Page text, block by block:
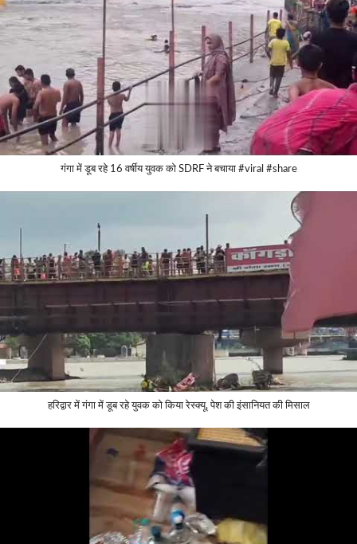
गंगा में डूब रहे 16 वर्षीय युवक को SDRF ने बचाया #viral #share
हरिद्वार में गंगा में डूब रहे युवक को किया रेस्क्यू, पेश की इंसानियत की मिसाल